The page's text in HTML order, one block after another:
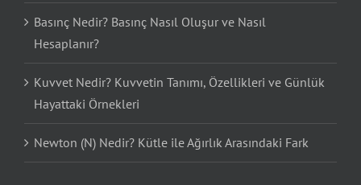
Basınç Nedir? Basınç Nasıl Oluşur ve Nasıl
Hesaplanır?
Kuvvet Nedir? Kuvvetin Tanımı, Özellikleri ve Günlük
Hayattaki Örnekleri
Newton (N) Nedir? Kütle ile Ağırlık Arasındaki Fark